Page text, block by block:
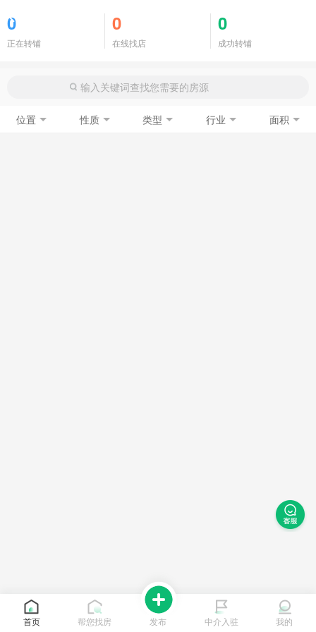
0
正在转铺
0
在线找店
0
成功转铺
位置 性质 类型 行业 面积
首页 帮您找房 发布 中介入驻 我的